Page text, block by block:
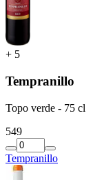
+ 5
Tempranillo
Topo verde - 75 cl
549
Tempranillo